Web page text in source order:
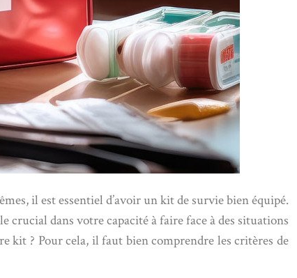
il est essentiel d’avoir un kit de survie bien équipé.
crucial dans votre capacité à faire face à des situations
kit ? Pour cela, il faut bien comprendre les critères de